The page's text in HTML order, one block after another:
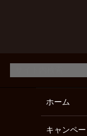
ホーム
キャンペ